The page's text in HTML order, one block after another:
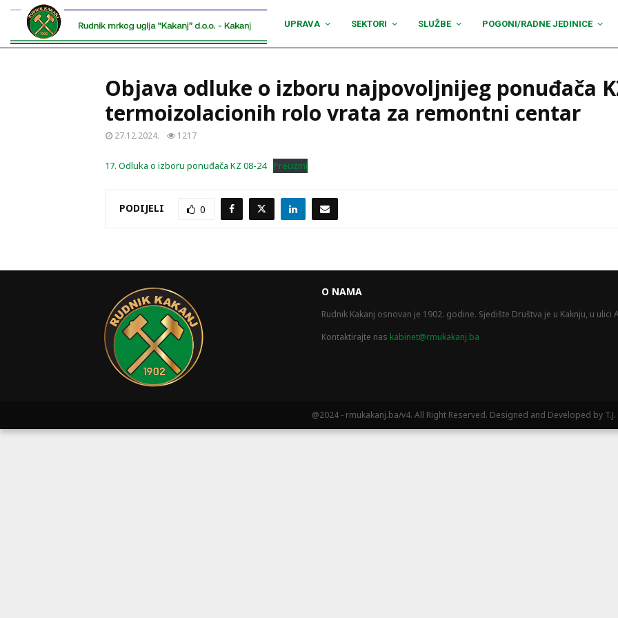
UPRAVA SEKTORI SLUŽBE POGONI/RADNE JEDINICE
Objava odluke o izboru najpovoljnijeg ponuđača
termoizolacionih rolo vrata za remontni centar
27.12.2024. 1217
17. Odluka o izboru ponuđača KZ 08-24 Preuzmi
PODIJELI 0
O NAMA
Rudnik Kakanj osnovan je 1902. godine. Sjedište Društva je u Kaknju, u ulici
Kontaktirajte nas kabinet@rmukakanj.ba
@2024 - rmukakanj.ba/v4. All Right Reserved. Designed and Developed by T.J.